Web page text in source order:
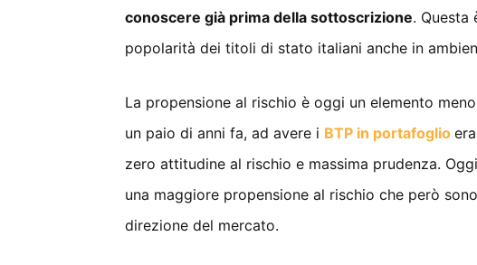
conoscere già prima della sottoscrizione. Questa
popolarità dei titoli di stato italiani anche in
La propensione al rischio è oggi un elemento
un paio di anni fa, ad avere i BTP in portafoglio
zero attitudine al rischio e massima prudenza.
una maggiore propensione al rischio che però
direzione del mercato.